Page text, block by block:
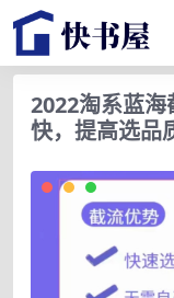
2022淘系蓝
快，提高选品